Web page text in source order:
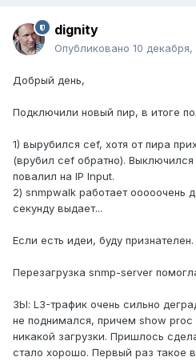
dignity
Опубликовано 10 декабря,
Добрый день,
Подключили новый пир, в итоге
1) вырубился cef, хотя от пира
(врубил cef обратно).
повалил на IP Input.
2) snmpwalk работает ооооочень
секунду выдает...
Если есть идеи, буду признателен.
Перезагрузка snmp-server
ЗЫ: L3-трафик очень сильно
не поднимался, причем show
никакой загрузки. Пришлось
стало хорошо. Первый раз такое